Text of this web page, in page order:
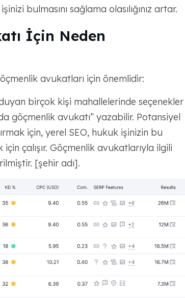
bulmasını sağlama olasılığınız artar.
İçin Neden
avukatları için önemlidir:
birçok kişi mahallelerinde seçenekler
göçmenlik avukatı” yazabilir. Potansiyel
için, yerel SEO, hukuk işinizin bu
çalışır. Göçmenlik avukatlarıyla ilgili
[şehir adı].